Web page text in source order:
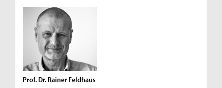
Prof. Dr. Rainer Feldhaus